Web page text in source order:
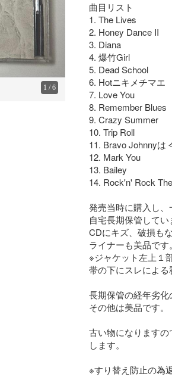
1 /6
曲目リスト
1. The Lives
2. Honey Dance II
3. Diana
4. 爆竹Girl
5. Dead School
6. Hotニキメチマエ
7. Love You
8. Remember Blues
9. Crazy Summer
10. Trip Roll
11. Bravo Johnnyは
12. Mark You
13. Bailey
14. Rock'n' Rock
発売当時に購入し
自宅長期保管してい
CDにキズ、破損も
ライナーも美品です。
※ジャケット左上１
帯の下にスレによる
長期保管の経年劣化
その他は美品です。
古い物になります
します。
※すり替え防止の為